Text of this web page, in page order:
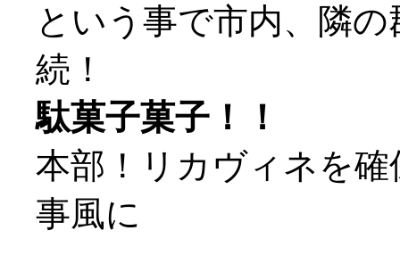
という事で市内、隣
続！
駄菓子菓子！！
本部！リカヴィネを
事風に